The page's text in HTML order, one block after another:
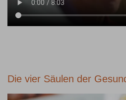
Die vier Säulen der